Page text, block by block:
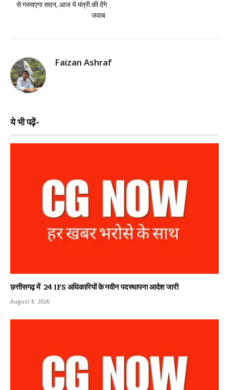
से गरमाएगा सदन, आज ये मंत्री की देंगे
जवाब
Faizan Ashraf
ये भी पढ़ें-
छत्तीसगढ़ में 24 IFS अधिकारियों के नवीन पदस्थापना आदेश जारी
August 8, 2026